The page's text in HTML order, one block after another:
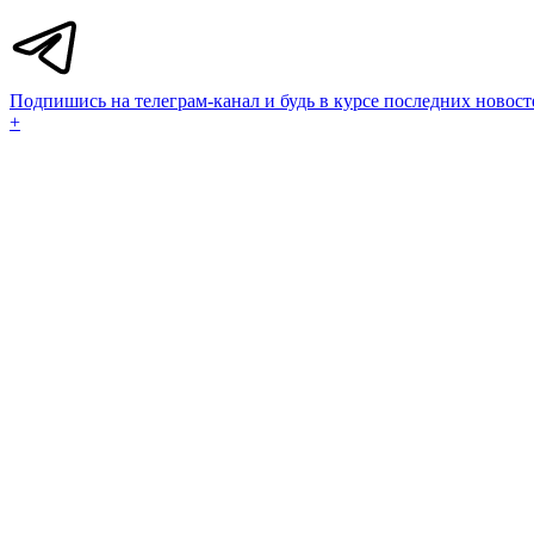
Подпишись на телеграм-канал и будь в курсе последних
+